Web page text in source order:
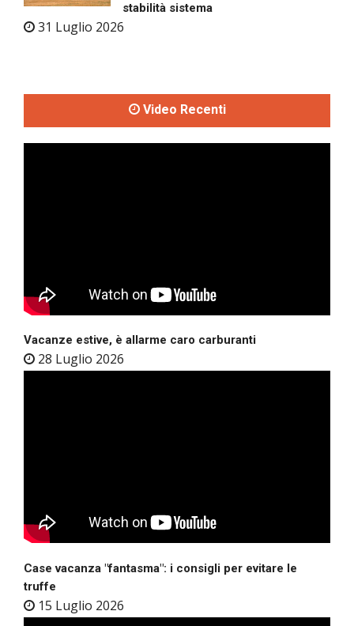
stabilità sistema
31 Luglio 2026
Video Recenti
Vacanze estive, è allarme caro carburanti
28 Luglio 2026
Case vacanza "fantasma": i consigli per evitare le
truffe
15 Luglio 2026